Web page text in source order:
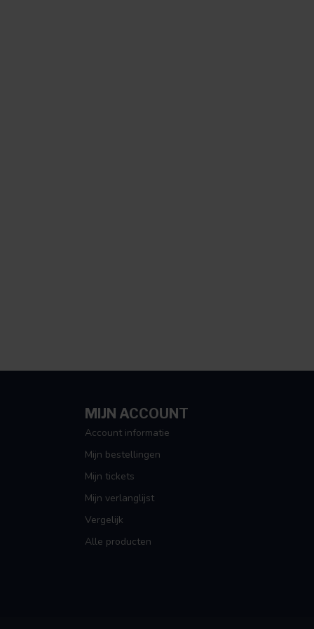
MIJN ACCOUNT
Account informatie
Mijn bestellingen
Mijn tickets
Mijn verlanglijst
Vergelijk
Alle producten